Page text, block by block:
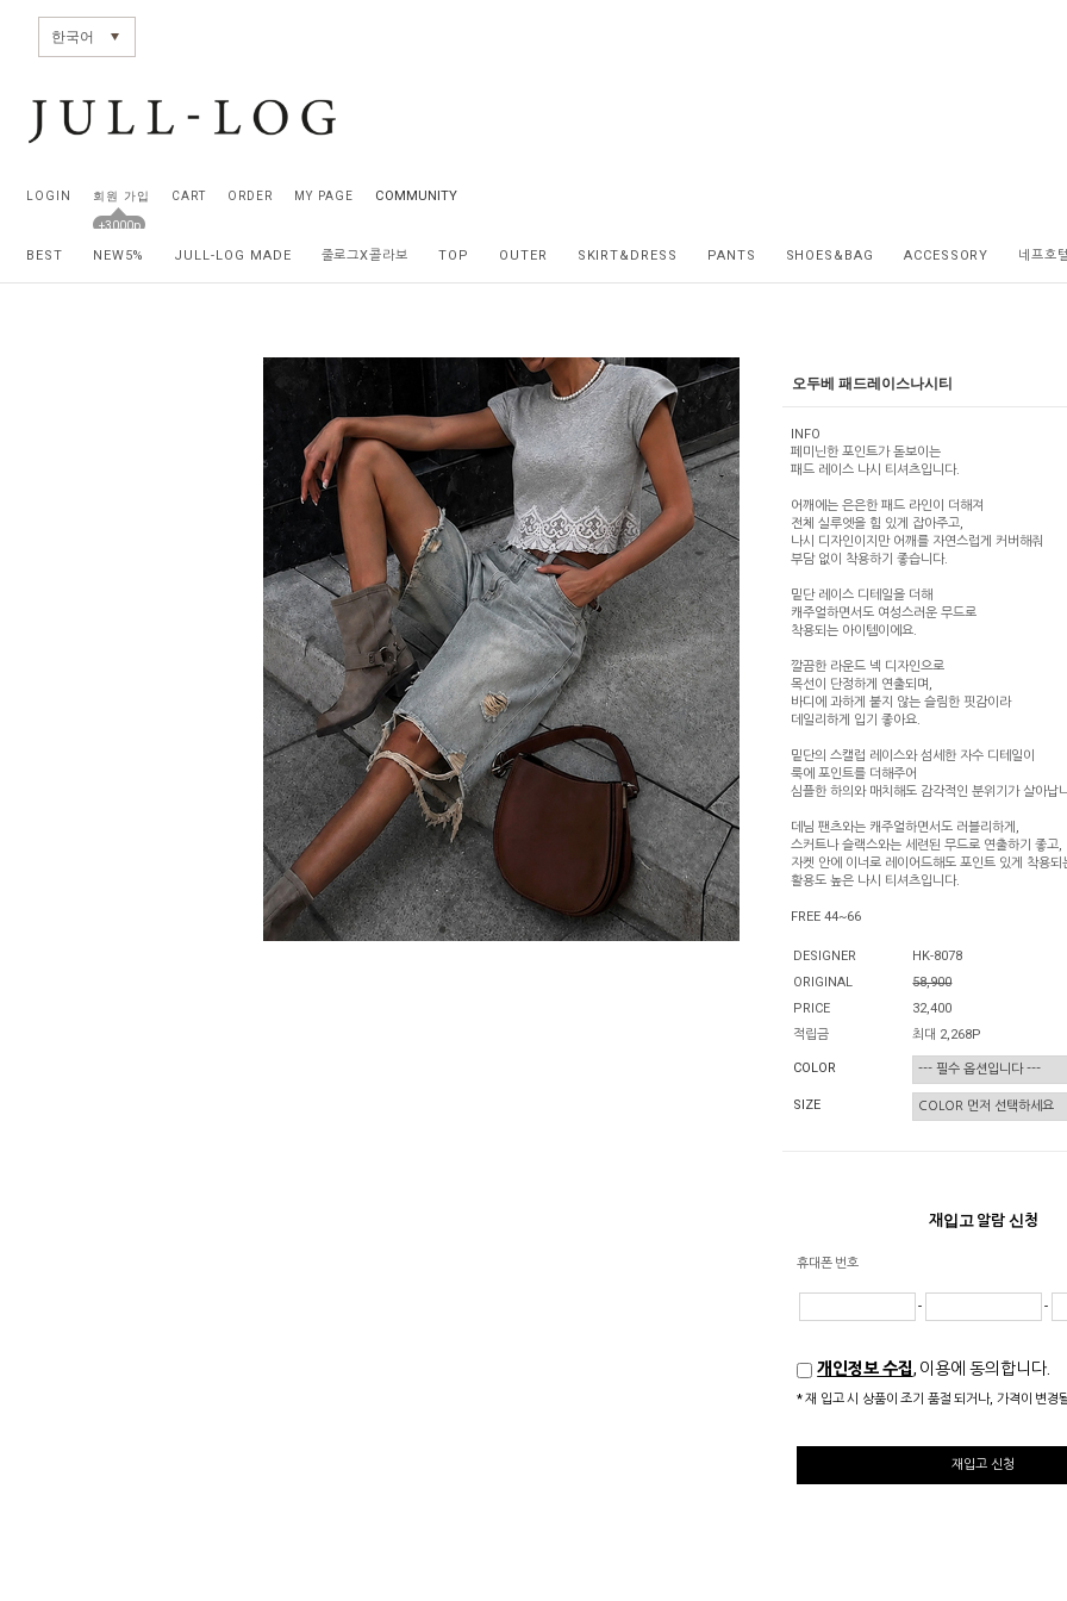
한국어
LOGIN 회원 가입
+3000p
CART ORDER MY PAGE COMMUNITY
BEST NEW5% JULL-LOG MADE 줄로그X콜라보 TOP OUTER SKIRT&DRESS PANTS SHOES&BAG ACCESSORY 네프호
오두베 패드레이스나시티
INFO
페미닌한 포인트가 돋보이는
패드 레이스 나시 티셔츠입니다.
어깨에는 은은한 패드 라인이 더해져
전체 실루엣을 힘 있게 잡아주고,
나시 디자인이지만 어깨를 자연스럽게 커버해줘
부담 없이 착용하기 좋습니다.
밑단 레이스 디테일을 더해
캐주얼하면서도 여성스러운 무드로
착용되는 아이템이에요.
깔끔한 라운드 넥 디자인으로
목선이 단정하게 연출되며,
바디에 과하게 붙지 않는 슬림한 핏감이라
데일리하게 입기 좋아요.
밑단의 스캘럽 레이스와 섬세한 자수 디테일이
룩에 포인트를 더해주어
심플한 하의와 매치해도 감각적인 분위기가 살아납
데님 팬츠와는 캐주얼하면서도 러블리하게,
스커트나 슬랙스와는 세련된 무드로 연출하기 좋고,
자켓 안에 이너로 레이어드해도 포인트 있게 착용되
활용도 높은 나시 티셔츠입니다.
FREE 44~66
DESIGNER
HK-8078
ORIGINAL
58,900
PRICE
32,400
적립금
최대 2,268P
COLOR
SIZE
재입고 알람 신청
휴대폰 번호
- -
개인정보 수집, 이용에 동의합니다.
* 재 입고 시 상품이 조기 품절 되거나, 가격이 변경
재입고 신청